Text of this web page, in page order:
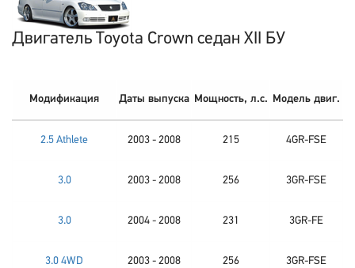
Двигатель Toyota Crown седан XII БУ
Модификация Даты выпуска Мощность, л.с. Модель двиг.
2.5 Athlete 2003 - 2008 215 4GR-FSE
3.0 2003 - 2008 256 3GR-FSE
3.0 2004 - 2008 231 3GR-FE
3.0 4WD 2003 - 2008 256 3GR-FSE